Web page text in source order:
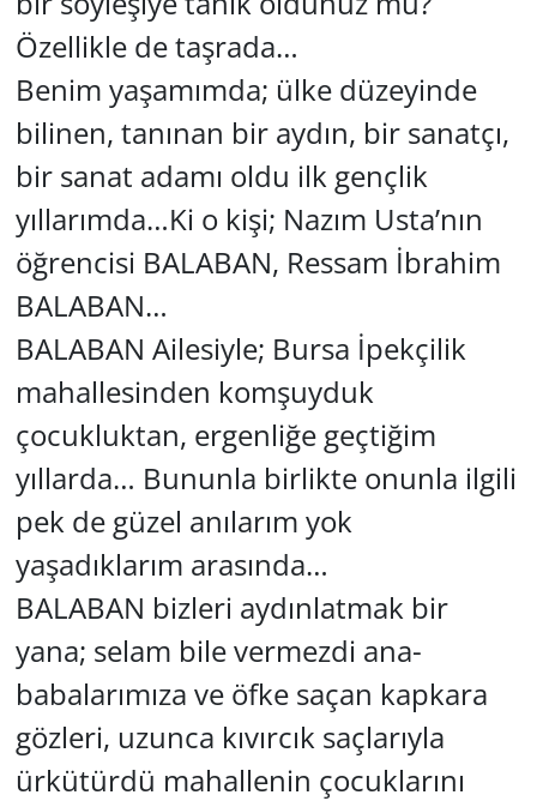
Özellikle de taşrada…
Benim yaşamımda; ülke düzeyinde
bilinen, tanınan bir aydın, bir sanatçı,
bir sanat adamı oldu ilk gençlik
yıllarımda…Ki o kişi; Nazım Usta’nın
öğrencisi BALABAN, Ressam İbrahim
BALABAN…
BALABAN Ailesiyle; Bursa İpekçilik
mahallesinden komşuyduk
çocukluktan, ergenliğe geçtiğim
yıllarda… Bununla birlikte onunla ilgili
pek de güzel anılarım yok
yaşadıklarım arasında…
BALABAN bizleri aydınlatmak bir
yana; selam bile vermezdi ana-
babalarımıza ve öfke saçan kapkara
gözleri, uzunca kıvırcık saçlarıyla
ürkütürdü mahallenin çocuklarını